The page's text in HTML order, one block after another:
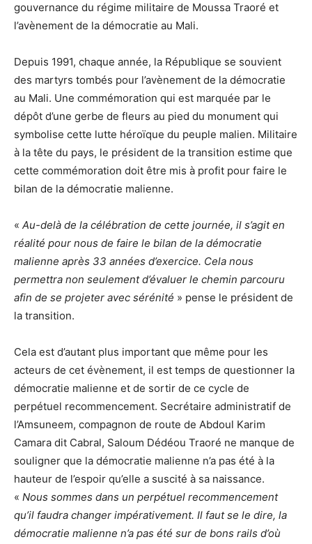
gouvernance du régime militaire de Moussa Traoré et
l’avènement de la démocratie au Mali.
Depuis 1991, chaque année, la République se souvient
des martyrs tombés pour l’avènement de la démocratie
au Mali. Une commémoration qui est marquée par le
dépôt d’une gerbe de fleurs au pied du monument qui
symbolise cette lutte héroïque du peuple malien. Militaire
à la tête du pays, le président de la transition estime que
cette commémoration doit être mis à profit pour faire le
bilan de la démocratie malienne.
« Au-delà de la célébration de cette journée, il s’agit en
réalité pour nous de faire le bilan de la démocratie
malienne après 33 années d’exercice. Cela nous
permettra non seulement d’évaluer le chemin parcouru
afin de se projeter avec sérénité » pense le président de
la transition.
Cela est d’autant plus important que même pour les
acteurs de cet évènement, il est temps de questionner la
démocratie malienne et de sortir de ce cycle de
perpétuel recommencement. Secrétaire administratif de
l’Amsuneem, compagnon de route de Abdoul Karim
Camara dit Cabral, Saloum Dédéou Traoré ne manque de
souligner que la démocratie malienne n’a pas été à la
hauteur de l’espoir qu’elle a suscité à sa naissance.
« Nous sommes dans un perpétuel recommencement
qu’il faudra changer impérativement. Il faut se le dire, la
démocratie malienne n’a pas été sur de bons rails d’où